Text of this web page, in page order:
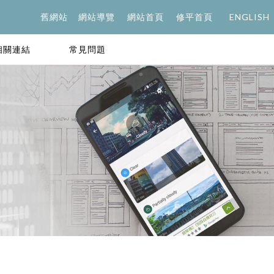
舊網站 網站導覽 網站首頁 修平首頁 ENGLISH
關連結 常見問題